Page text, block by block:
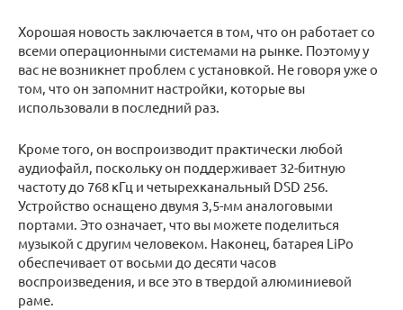
Хорошая новость заключается в том, что он работает со
всеми операционными системами на рынке. Поэтому у
вас не возникнет проблем с установкой. Не говоря уже о
том, что он запомнит настройки, которые вы
использовали в последний раз.
Кроме того, он воспроизводит практически любой
аудиофайл, поскольку он поддерживает 32-битную
частоту до 768 кГц и четырехканальный DSD 256.
Устройство оснащено двумя 3,5-мм аналоговыми
портами. Это означает, что вы можете поделиться
музыкой с другим человеком. Наконец, батарея LiPo
обеспечивает от восьми до десяти часов
воспроизведения, и все это в твердой алюминиевой
раме.